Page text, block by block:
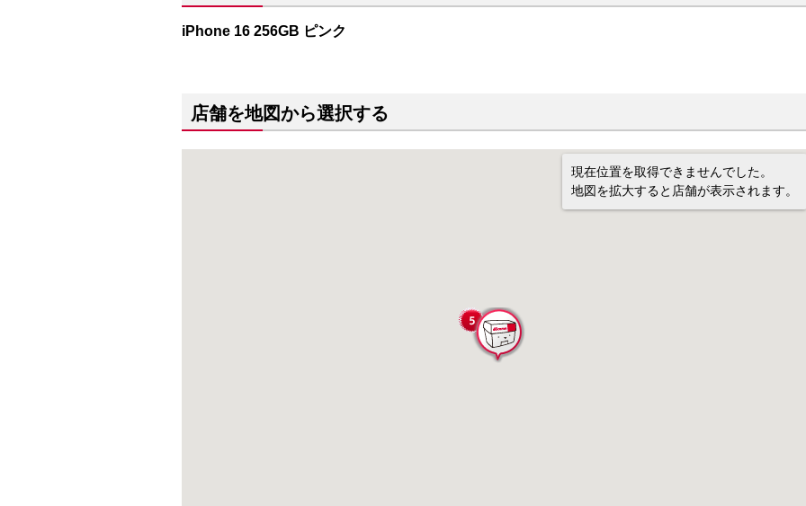
iPhone 16 256GB ピンク
店舗を地図から選択する
現在位置を取得できませんでした。
地図を拡大すると店舗が表示されます。